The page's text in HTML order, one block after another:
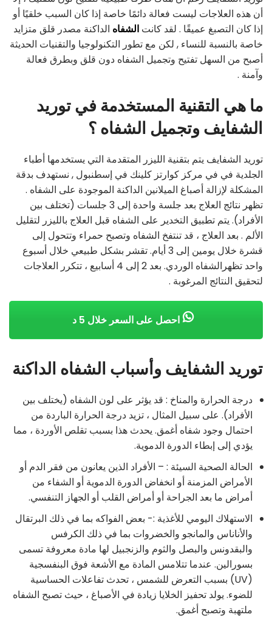
أن هذه العلاجات ليست فعالة دائمًا خاصة إذا كان السبب خلقيًا أو
إذا كان التصبغ عميقًا . لقد كانت الشفاه الداكنة مصدر قلق متزايد
خاصة بالنسبة للنساء , لكن مع تطور التكنولوجيا والتقنيات الحديثة
أصبح من السهل تفتيح وتجميل الشفاه دون قلق وبطرق فعالة
وآمنة .
ما هي التقنية المستخدمة في توريد
الشفايف وتجميل الشفاه ؟
توريد الشفايف يتم بتقنية الليزر المتقدمة التي يستخدمها أطباء
الجلدية في في مركز كوارتز كلينك في إسطنبول , نستهدف بدقة
المشكلة لإزالة أصباغ الميلانين الداكنة الموجودة على الشفاه .
تظهر نتائج العلاج بعد جلسة واحدة إلى 3 جلسات (تختلف بين
الأفراد). يتم تطبيق التخدير على الشفاه قبل العلاج بالليزر لتقليل
الألم . بعد العلاج ، قد تنتفخ الشفاه وتصبح حمراء وتتحول إلى
قشرة خلال يومين إلى 3 أيام. تقشر بشكل طبيعي خلال أسبوع
واحد تظهرالشفاه الوردي. بعد 2 إلى 4 أسابيع ، تتكرر العلاجات
لتحقيق النتائج المرغوبة .
احصل على السعر خلال 5 د
توريد الشفايف وأسباب الشفاه الداكنة
درجة الحرارة والمناخ : قد يؤثر على لون الشفاه (يختلف بين
الأفراد). على سبيل المثال ، تزيد درجة الحرارة الباردة من
احتمال وجود شفاه أغمق. يحدث هذا بسبب تقلص الأوردة ، مما
يؤدي إلى إبطاء الدورة الدموية.
الحالة الصحية السيئة : – الأفراد الذين يعانون من فقر الدم أو
الأمراض المزمنة أو انخفاض الدورة الدموية أو الشفاء من
أمراض ما بعد الجراحة أو أمراض القلب أو الجهاز التنفسي.
الاستهلاك اليومي للأغذية :- بعض الفواكه بما في ذلك البرتقال
والأناناس والمانجو والخضروات بما في ذلك الكرفس
والبقدونس والبصل والثوم والزنجبيل لها مادة معروفة تسمى
بسورالين. عندما تتلامس المادة مع الأشعة فوق البنفسجية
(UV) بسبب التعرض للشمس ، تحدث تفاعلات الحساسية
للضوء. يولد تحفيز الخلايا زيادة في الأصباغ ، حيث تصبح الشفاه
ملتهبة وتصبح أغمق.